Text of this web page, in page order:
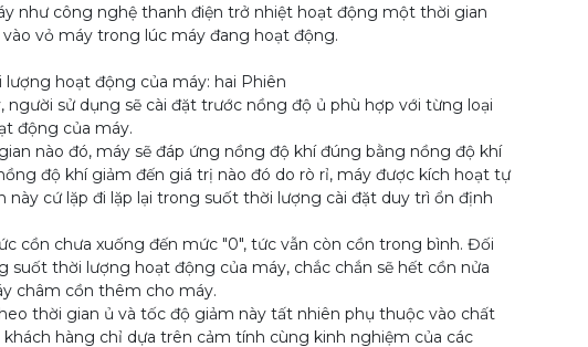
công nghệ thanh điện trở nhiệt hoạt động một thời gian
vỏ máy trong lúc máy đang hoạt động.
hoạt động của máy: hai Phiên
sử dụng sẽ cài đặt trước nồng độ ủ phù hợp với từng loại
động của máy.
nào đó, máy sẽ đáp ứng nồng độ khí đúng bằng nồng độ khí
độ khí giảm đến giá trị nào đó do rò rỉ, máy được kích hoạt tự
cứ lặp đi lặp lại trong suốt thời lượng cài đặt duy trì ổn định
chưa xuống đến mức "0", tức vẫn còn cồn trong bình. Đối
thời lượng hoạt động của máy, chắc chắn sẽ hết cồn nửa
châm cồn thêm cho máy.
thời gian ủ và tốc độ giảm này tất nhiên phụ thuộc vào chất
hàng chỉ dựa trên cảm tính cùng kinh nghiệm của các